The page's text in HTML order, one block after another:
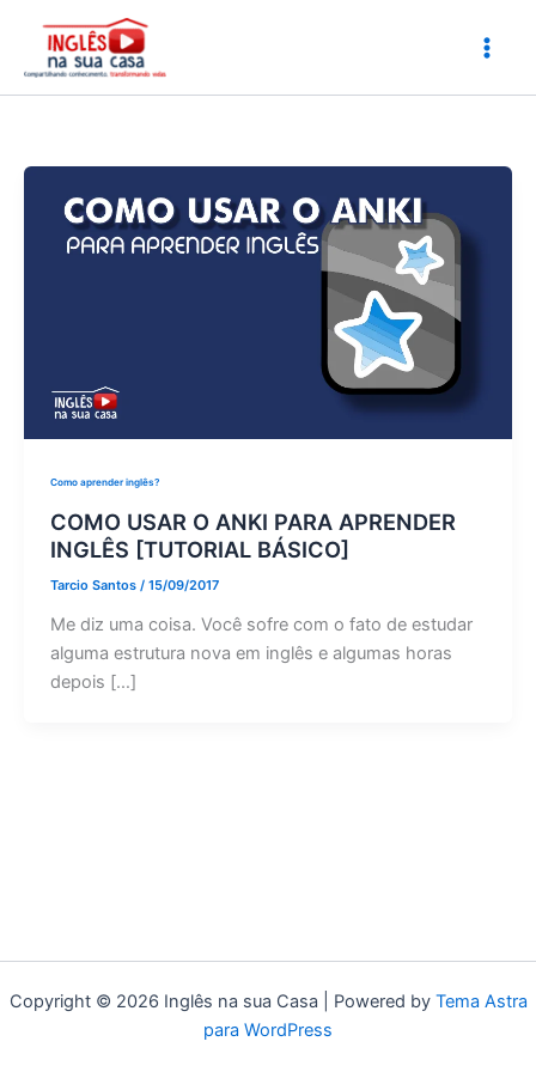
conteúdo
Como aprender inglês?
COMO USAR O ANKI PARA APRENDER
INGLÊS [TUTORIAL BÁSICO]
Tarcio Santos / 15/09/2017
Me diz uma coisa. Você sofre com o fato de estudar
alguma estrutura nova em inglês e algumas horas
depois […]
Copyright © 2026 Inglês na sua Casa | Powered by Tema Astra
para WordPress